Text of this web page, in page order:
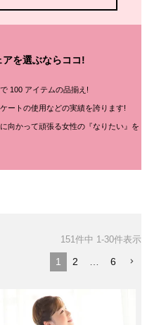
を選ぶならココ!
100 アイテムの品揃え!
ートの使用などの実績を誇ります!
向かって頑張る女性の『なりたい』を
151件中 1-30件表示
1 2 … 6